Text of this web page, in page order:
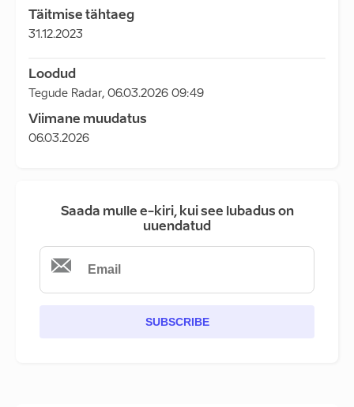
Täitmise tähtaeg
31.12.2023
Loodud
Tegude Radar, 06.03.2026 09:49
Viimane muudatus
06.03.2026
Saada mulle e-kiri, kui see lubadus on
uuendatud
SUBSCRIBE